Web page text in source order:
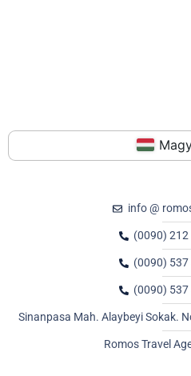
info @
(0090)
(0090)
(0090)
Sinanpasa Mah. Alaybeyi Sokak.
Romos Travel